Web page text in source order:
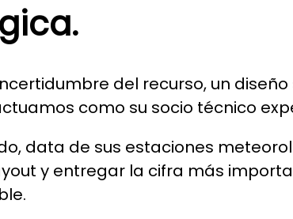
del recurso, un
como su socio técnico
data de sus estaciones
y entregar la cifra más